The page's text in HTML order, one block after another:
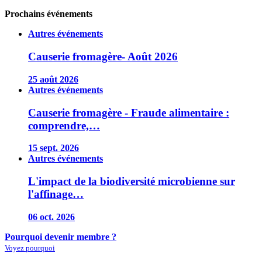
Prochains événements
Autres événements
Causerie fromagère- Août 2026
25 août 2026
Autres événements
Causerie fromagère - Fraude alimentaire :
comprendre,…
15 sept. 2026
Autres événements
L'impact de la biodiversité microbienne sur
l'affinage…
06 oct. 2026
Pourquoi devenir membre ?
Voyez pourquoi